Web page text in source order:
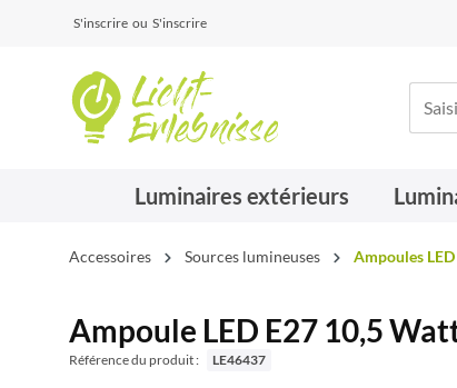
S'inscrire ou S'inscrire
Luminaires extérieurs
Accessoires Sources lumineuses Ampoules LED
Ampoule LED E27 10,5
Référence du produit : LE46437